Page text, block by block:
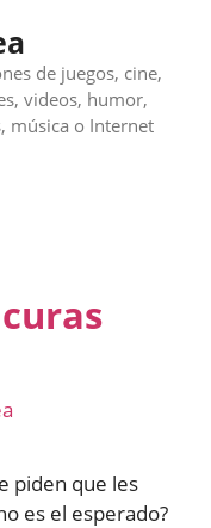
de juegos, cine,
videos, humor,
música o Internet
piden que les
es el esperado?